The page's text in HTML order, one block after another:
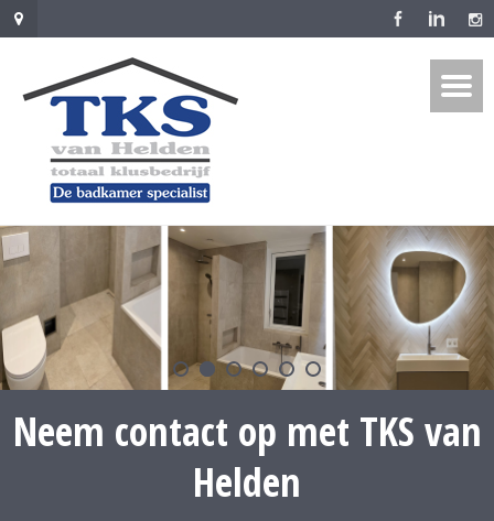
Neem contact op met TKS van
Helden